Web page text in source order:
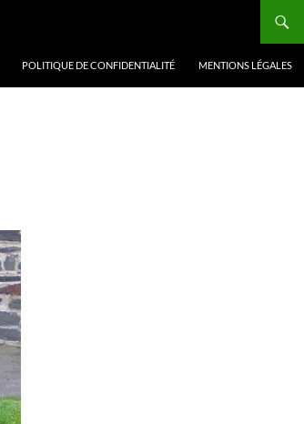
POLITIQUE DE CONFIDENTIALITÉ MENTIONS LÉGALES